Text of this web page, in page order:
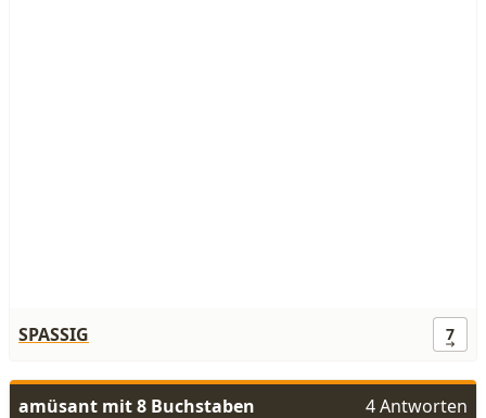
SPASSIG 7
amüsant mit 8 Buchstaben 4 Antworten